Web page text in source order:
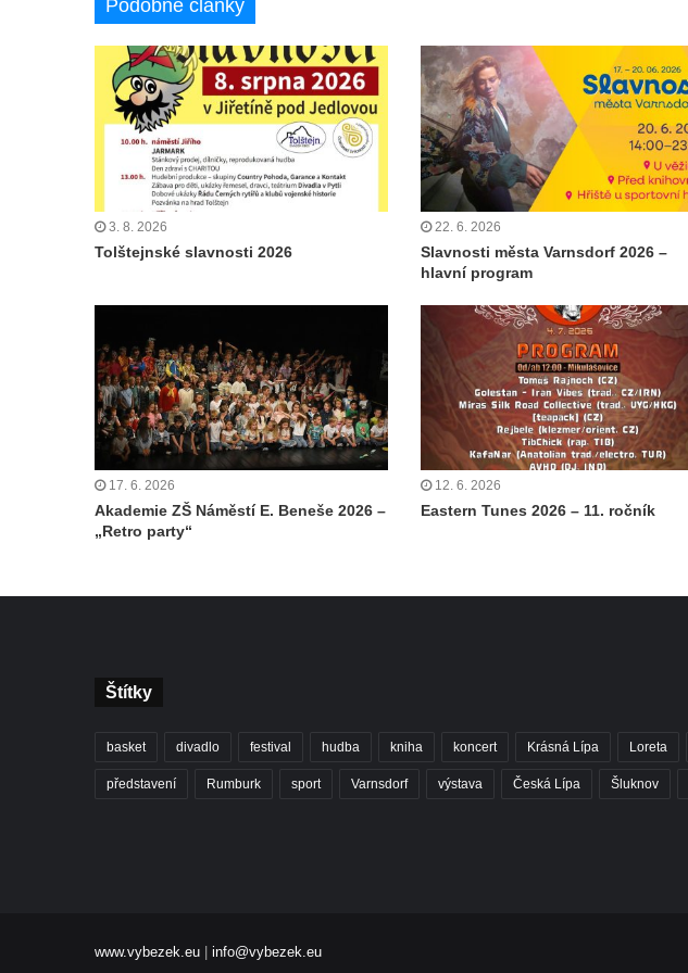
Podobné články
3. 8. 2026
Tolštejnské slavnosti 2026
22. 6. 2026
Slavnosti města Varnsdorf 2026 –
hlavní program
17. 6. 2026
Akademie ZŠ Náměstí E. Beneše 2026 –
„Retro party“
12. 6. 2026
Eastern Tunes 2026 – 11. ročník
Štítky
basket divadlo festival hudba kniha koncert Krásná Lípa Loreta
představení Rumburk sport Varnsdorf výstava Česká Lípa Šluknov
www.vybezek.eu info@vybezek.eu